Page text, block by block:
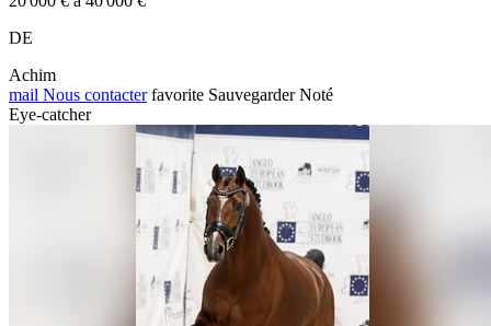
DE
Achim
mail Nous contacter favorite Sauvegarder Noté
Eye-catcher